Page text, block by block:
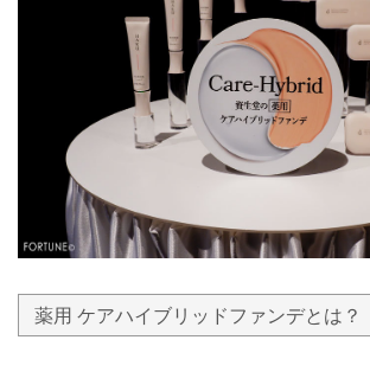
薬用 ケアハイブリッドファンデとは？